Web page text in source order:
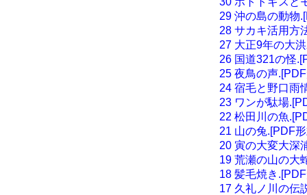
29 沖の島の動物
28 サカキ活用方
27 大正9年の大
26 国道321の怪
25 夜鳥の声
24 宿毛と野口雨
23 ワンが駄場
22 松田川の魚
21 山の兔.[PDF
20 寅の大変大深
19 荒瀬の山の大
18 髪毛焼き
17 久礼ノ川の伝